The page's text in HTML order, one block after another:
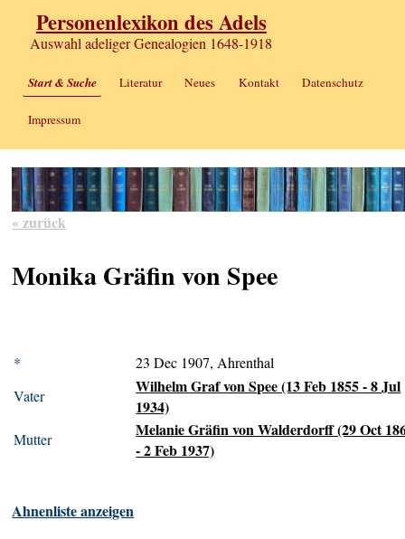
Personenlexikon des Adels
Auswahl adeliger Genealogien 1648-1918
Start & Suche Literatur Neues Kontakt Datenschutz
Impressum
« zurück
Monika Gräfin von Spee
*
23 Dec 1907, Ahrenthal
Vater
Wilhelm Graf von Spee (13 Feb 1855 - 8 Jul
1934)
Mutter
Melanie Gräfin von Walderdorff (29 Oct
- 2 Feb 1937)
Ahnenliste anzeigen